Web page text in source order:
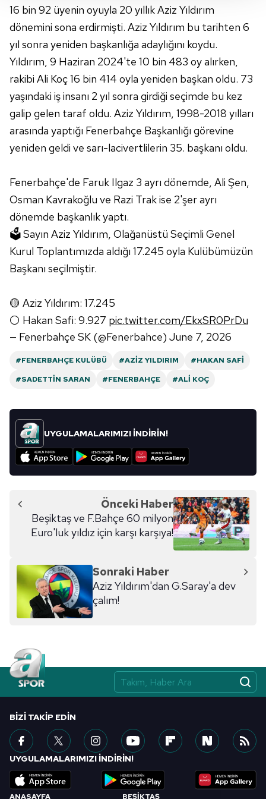
takdirde, kullanıcılara hedefli reklamlar
gösterilmeyecektir."
Sizlere daha iyi bir hizmet sunabilmek için İnternet
Sitemizde kendimize ve üçüncü kişilere ait çerezler
kullanılmaktadır. Bu çerezler vasıtasıyla çeşitli kişisel
verileriniz işlenmekte olup gerekli olan çerezler bilgi
toplumu hizmetlerinin sunulması amacıyla
kullanılmaktadır. Diğer çerezler, sitemizin daha işlevsel
kılınması ve kişiselleştirilmesi ve sizlere yönelik
reklam/pazarlama faaliyetlerinin yapılması, amaçlarıyla
Çerezlere ilişkin tercihlerinizi aşağıda yer alan panel
vasıtasıyla belirleyebilirsiniz. Çerezlere ilişkin detaylı bilgi
için Ayarlar butonuna tıklayabilir,
Metnimiziziyaret edebilirsiniz.
6698 sayılı Kişisel Verilerin Korunması Kanunu uyarınca
ilgili mevzuata uygun olarak kullanılan çerezlerle ilgili bilgi
almak için lütfen
16 bin 92 üyenin oyuyla 20 yıllık Aziz Yıldırım
dönemini sona erdirmişti. Aziz Yıldırım bu tarihten 6
yıl sonra yeniden başkanlığa adaylığını koydu.
Yıldırım, 9 Haziran 2024'te 10 bin 483 oy alırken,
rakibi Ali Koç 16 bin 414 oyla yeniden başkan oldu. 73
yaşındaki iş insanı 2 yıl sonra girdiği seçimde bu kez
galip gelen taraf oldu. Aziz Yıldırım, 1998-2018 yılları
arasında yaptığı Fenerbahçe Başkanlığı görevine
yeniden geldi ve sarı-lacivertlilerin 35. başkanı oldu.
Fenerbahçe'de Faruk Ilgaz 3 ayrı dönemde, Ali Şen,
Osman Kavrakoğlu ve Razi Trak ise 2'şer ayrı
dönemde başkanlık yaptı.
🗳️ Sayın Aziz Yıldırım, Olağanüstü Seçimli Genel
Kurul Toplantımızda aldığı 17.245 oyla Kulübümüzün
Başkanı seçilmiştir.
🟡 Aziz Yıldırım: 17.245
⚪️ Hakan Safi: 9.927 pic.twitter.com/EkxSR0PrDu
— Fenerbahçe SK (@Fenerbahce) June 7, 2026
#FENERBAHÇE KULÜBÜ #AZIZ YILDIRIM
#HAKAN SAFI
#SADETTIN SARAN
#FENERBAHÇE #ALI KOÇ
UYGULAMALARIMIZI İNDİRİN!
Önceki Haber
Beşiktaş ve F.Bahçe 60 milyon
Euro'luk yıldız için karşı karşıya!
Sonraki Haber
Aziz Yıldırım'dan G.Saray'a dev
çalım!
ANASAYFA BEŞİKTAŞ
BIZI TAKIP EDIN
UYGULAMALARIMIZI İNDİRİN!